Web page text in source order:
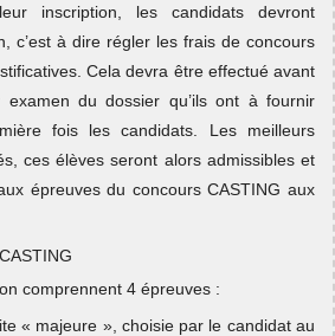
inscription, les candidats devront
c’est à dire régler les frais de concours
Cela devra être effectué avant
du dossier qu’ils ont à fournir
fois les candidats. Les meilleurs
ces élèves seront alors admissibles et
épreuves du concours CASTING aux
comprennent 4 épreuves :
« majeure », choisie par le candidat au